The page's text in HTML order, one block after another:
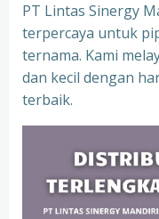
PT Lintas Sinergy
terpercaya untuk
ternama. Kami
dan kecil dengan
terbaik.